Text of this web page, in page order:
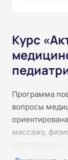
Курс
Программа
вопросы
массажу,
работающих с
знания о